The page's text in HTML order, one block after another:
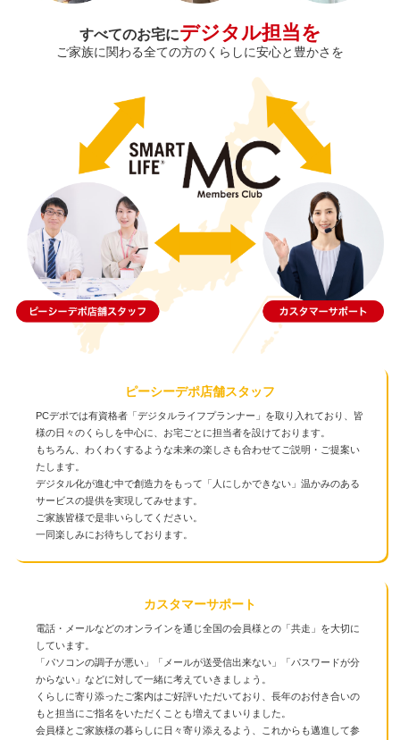
すべてのお宅にデジタル担当を
ご家族に関わる全ての方のくらしに安心と豊かさを
ピーシーデポ店舗スタッフ
PCデポでは有資格者「デジタルライフプランナー」を取り入れており、皆
様の日々のくらしを中心に、お宅ごとに担当者を設けております。
もちろん、わくわくするような未来の楽しさも合わせてご説明・ご提案い
たします。
デジタル化が進む中で創造力をもって「人にしかできない」温かみのある
サービスの提供を実現してみせます。
ご家族皆様で是非いらしてください。
一同楽しみにお待ちしております。
カスタマーサポート
電話・メールなどのオンラインを通じ全国の会員様との「共走」を大切に
しています。
「パソコンの調子が悪い」「メールが送受信出来ない」「パスワードが分
からない」などに対して一緒に考えていきましょう。
くらしに寄り添ったご案内はご好評いただいており、長年のお付き合いの
もと担当にご指名をいただくことも増えてまいりました。
会員様とご家族様の暮らしに日々寄り添えるよう、これからも邁進して参